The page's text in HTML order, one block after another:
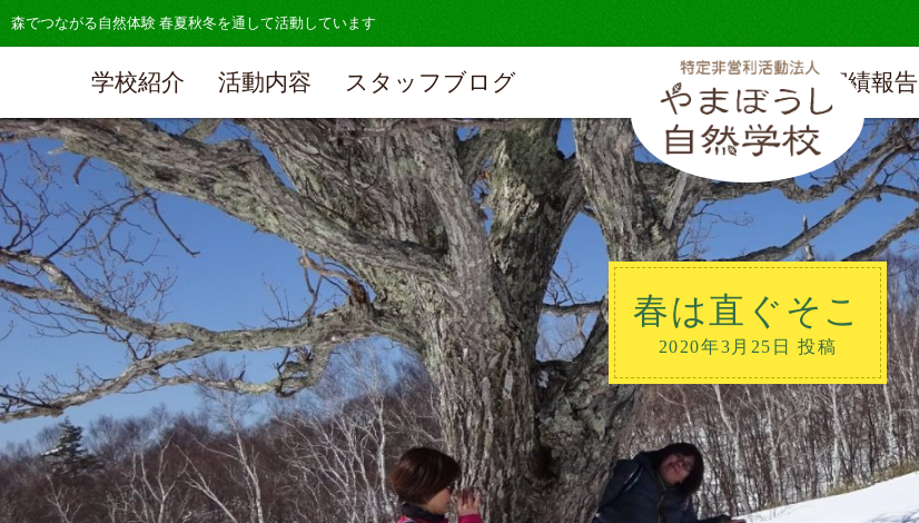
森でつながる自然体験 春夏秋冬を通して活動しています
学校紹介 活動内容 スタッフブログ 実績報告
春は直ぐそこ
2020年3月25日 投稿